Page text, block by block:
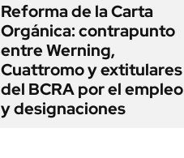
Reforma de la Carta
Orgánica: contrapunto
entre Werning,
Cuattromo y extitulares
del BCRA por el empleo
y designaciones